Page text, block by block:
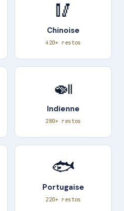
🥢
Chinoise
420+ restos
🍛
Indienne
280+ restos
🐟
Portugaise
220+ restos